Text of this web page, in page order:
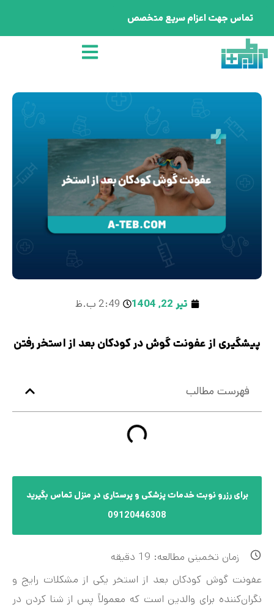
تماس جهت اعزام سریع متخصص
تیر 22, 1404 2:49 ب.ظ
پیشگیری از عفونت گوش در کودکان بعد از استخر رفتن
فهرست مطالب
برای رزرو نوبت خدمات پزشکی و پرستاری در منزل تماس بگیرید
09120446308
زمان تخمینی مطالعه: 19 دقیقه
عفونت گوش کودکان بعد از استخر یکی از مشکلات رایج و
نگران‌کننده برای والدین است که معمولاً پس از شنا کردن در